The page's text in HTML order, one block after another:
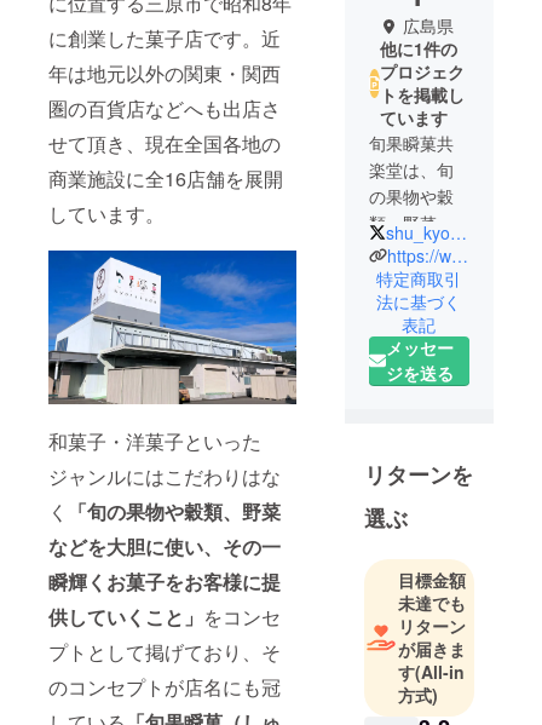
に創業した菓子店です。近
年は地元以外の関東・関西
圏の百貨店などへも出店さ
せて頂き、現在全国各地の
商業施設に全16店舗を展開
しています。
和菓子・洋菓子といった
ジャンルにはこだわりはな
く
「旬の果物や穀類、野菜
などを大胆に使い、その一
瞬輝くお菓子をお客様に提
供していくこと」 をコンセ
プトとして掲げており、そ
のコンセプトが店名にも冠
広島県
他に1件の
プロジェク
トを掲載し
ています
旬果瞬菓共
楽堂は、旬
の果物や穀
類、野菜な
どを大胆に
使い、その
一瞬輝くお
菓子をお客
様に提供し
ていくこと
までにない
和風スイー
ツ店を目指
す。
shu_kyorakudo
https://www.kyorakudo.co.jp/
特定商取引
法に基づく
表記
メッセー
ジを送る
リターンを
選ぶ
目標金額
未達でも
リターン
が届きま
す(All-in
方式)